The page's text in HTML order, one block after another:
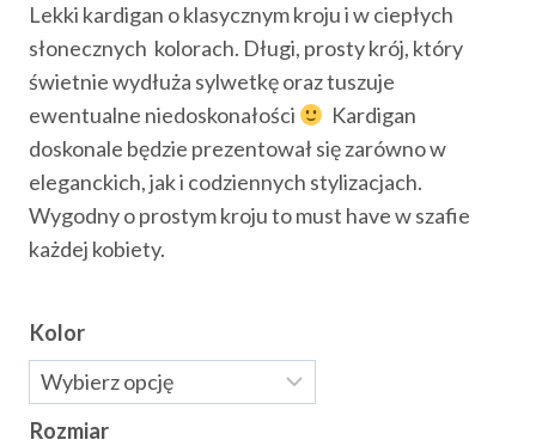
wynosiła:
169.00 zł.
wynosi:
129.00 zł.
Lekki kardigan o klasycznym kroju i w ciepłych
słonecznych kolorach. Długi, prosty krój, który
świetnie wydłuża sylwetkę oraz tuszuje
ewentualne niedoskonałości
Kardigan
doskonale będzie prezentował się zarówno w
eleganckich, jak i codziennych stylizacjach.
Wygodny o prostym kroju to must have w szafie
każdej kobiety.
Kolor
Rozmiar